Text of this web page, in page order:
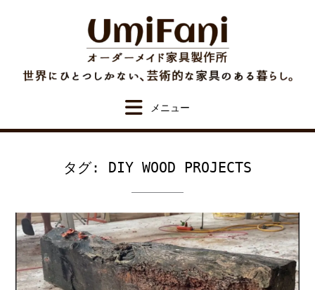
タグ: DIY WOOD PROJECTS